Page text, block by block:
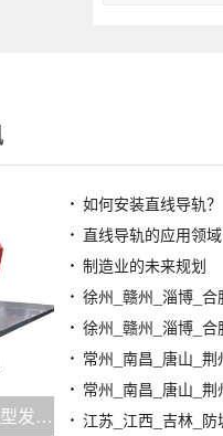
未来国产数控冲床六大机型发展预期成型
如何安装直线导轨？
直线导轨的应用领域
制造业的未来规划